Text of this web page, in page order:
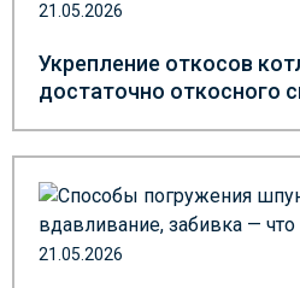
21.05.2026
Укрепление откосов
достаточно откосного
21.05.2026